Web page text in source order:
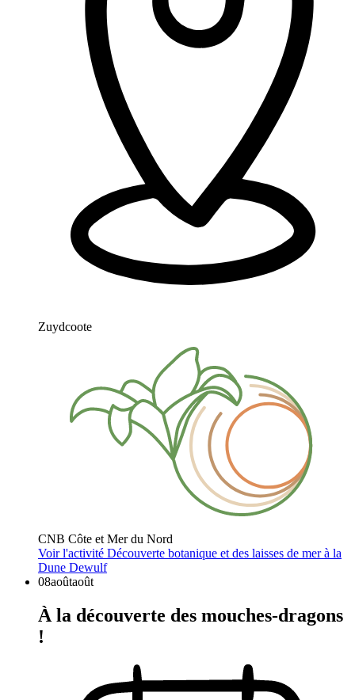
Zuydcoote
CNB Côte et Mer du Nord
Voir l'activité Découverte botanique et des laisses de mer à la
Dune Dewulf
08aoûtaoût
À la découverte des mouches-dragons
!